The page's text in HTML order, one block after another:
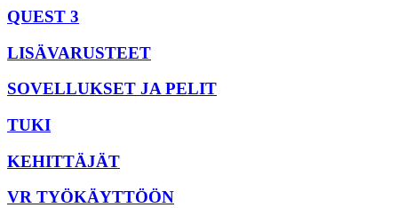
QUEST 3
LISÄVARUSTEET
SOVELLUKSET JA PELIT
TUKI
KEHITTÄJÄT
VR TYÖKÄYTTÖÖN